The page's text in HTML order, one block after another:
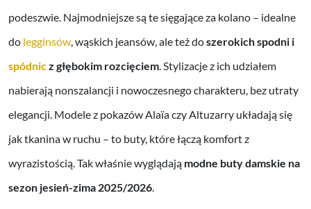
podeszwie. Najmodniejsze są te sięgające za kolano – idealne
do legginsów , wąskich jeansów, ale też doszerokich spodni i
spódnicz głębokim rozcięciem . Stylizacje z ich udziałem
nabierają nonszalancji i nowoczesnego charakteru, bez utraty
elegancji. Modele z pokazów Alaïa czy Altuzarry układają się
jak tkanina w ruchu – to buty, które łączą komfort z
wyrazistością. Tak właśnie wyglądają modne buty damskie na
sezon jesień-zima 2025/2026